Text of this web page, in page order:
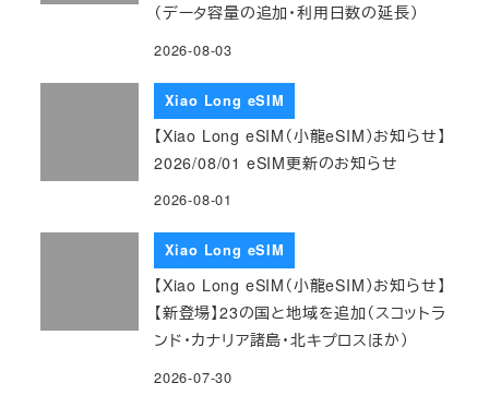
（データ容量の追加・利用日数の延長）
2026-08-03
Xiao Long eSIM
【Xiao Long eSIM（小龍eSIM）お知らせ】
2026/08/01 eSIM更新のお知らせ
2026-08-01
Xiao Long eSIM
【Xiao Long eSIM（小龍eSIM）お知らせ】
【新登場】23の国と地域を追加（スコットラ
ンド・カナリア諸島・北キプロスほか）
2026-07-30